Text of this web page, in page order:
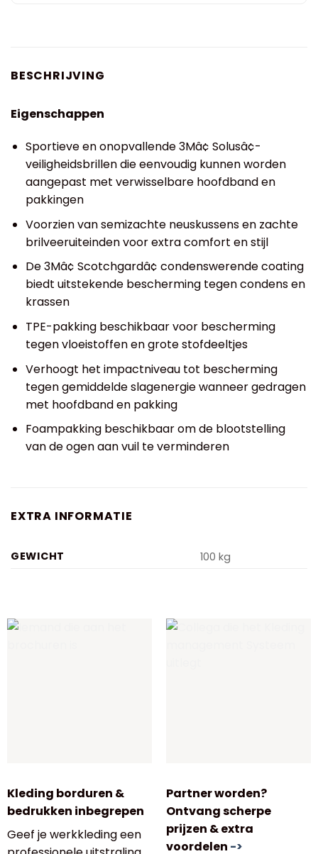
BESCHRIJVING
Eigenschappen
Sportieve en onopvallende 3Mâ¢ Solusâ¢-
veiligheidsbrillen die eenvoudig kunnen worden
aangepast met verwisselbare hoofdband en
pakkingen
Voorzien van semizachte neuskussens en zachte
brilveeruiteinden voor extra comfort en stijl
De 3Mâ¢ Scotchgardâ¢ condenswerende coating
biedt uitstekende bescherming tegen condens en
krassen
TPE-pakking beschikbaar voor bescherming
tegen vloeistoffen en grote stofdeeltjes
Verhoogt het impactniveau tot bescherming
tegen gemiddelde slagenergie wanneer gedragen
met hoofdband en pakking
Foampakking beschikbaar om de blootstelling
van de ogen aan vuil te verminderen
EXTRA INFORMATIE
GEWICHT 100 kg
Kleding borduren &
bedrukken inbegrepen
Geef je werkkleding een
Partner worden?
Ontvang scherpe
prijzen & extra
voordelen ->